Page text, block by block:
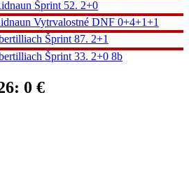
Šprint 52. 2+0
Vytrvalostné DNF 0+4+1+1
Šprint 87. 2+1
Šprint 33. 2+0 8b
0 €